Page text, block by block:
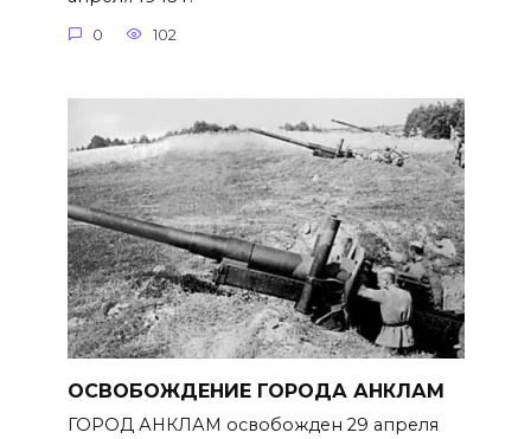
0 102
ОСВОБОЖДЕНИЕ ГОРОДА АНКЛАМ
ГОРОД АНКЛАМ освобожден 29 апреля